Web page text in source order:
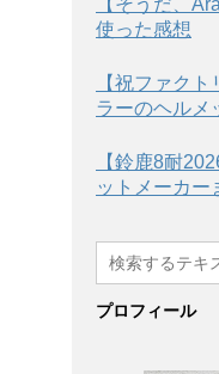
【そうだ、
使った感想
【祝ファク
ラーのヘルメ
【鈴鹿8耐
ットメーカー
プロフィール